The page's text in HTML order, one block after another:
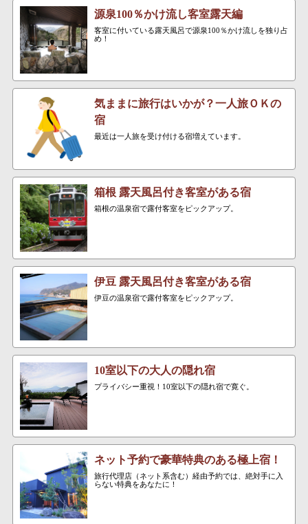
源泉100％かけ流し客室露天編
客室に付いている露天風呂で源泉100％かけ流しを独り占
め！
気ままに旅行はいかが？一人旅ＯＫの
宿
最近は一人旅を受け付ける宿増えています。
箱根 露天風呂付き客室がある宿
箱根の温泉宿で露付客室をピックアップ。
伊豆 露天風呂付き客室がある宿
伊豆の温泉宿で露付客室をピックアップ。
10室以下の大人の隠れ宿
プライバシー重視！10室以下の隠れ宿で寛ぐ。
ネット予約で豪華特典のある極上宿！
旅行代理店（ネット系含む）経由予約では、絶対手に入
らない特典をあなたに！